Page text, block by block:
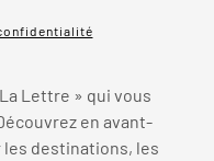
Lettre » qui vous
en avant-
destinations, les